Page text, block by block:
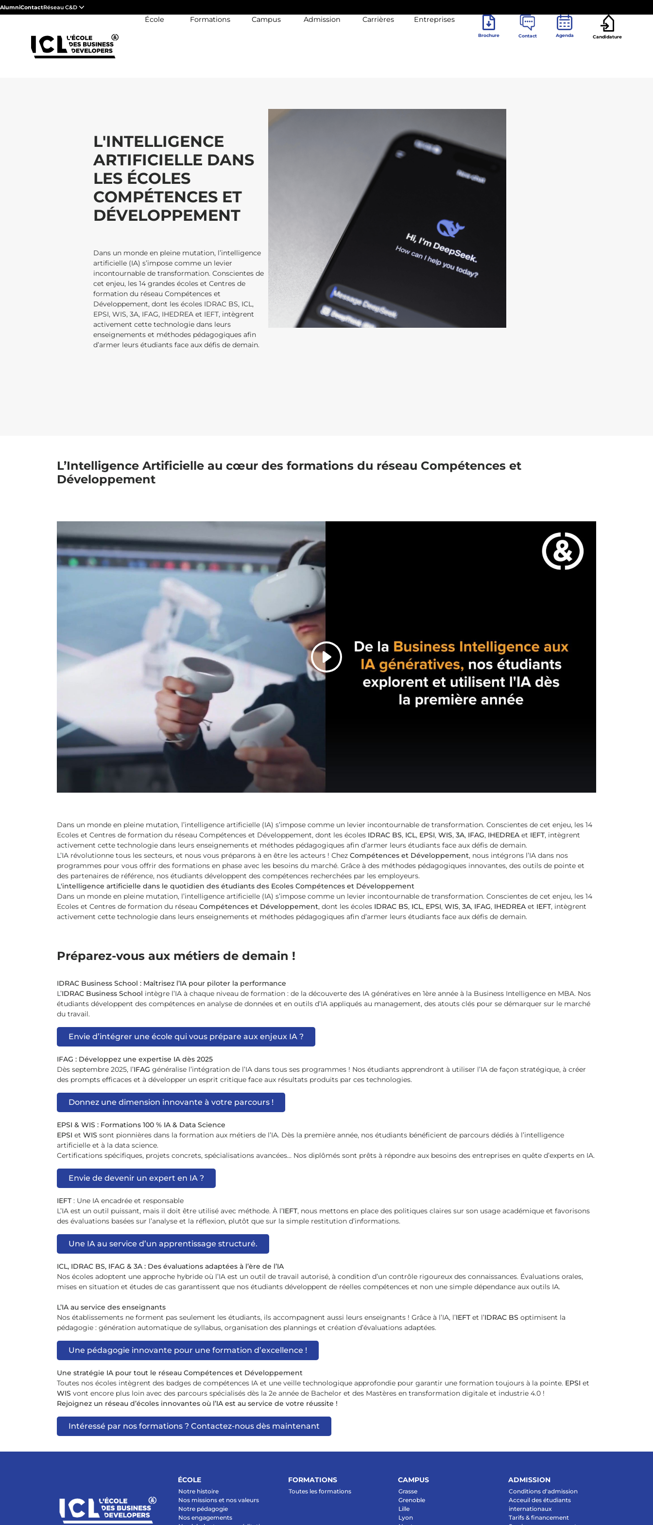
AlumniContactRéseau C&D
École Formations Campus Admission Carrières Entreprises
Brochure Contact Agenda Candidature
L'INTELLIGENCE
ARTIFICIELLE DANS
LES ÉCOLES
COMPÉTENCES ET
DÉVELOPPEMENT
Dans un monde en pleine mutation, l’intelligence
artificielle (IA) s’impose comme un levier
incontournable de transformation. Conscientes de
cet enjeu, les 14 grandes écoles et Centres de
formation du réseau Compétences et
Développement, dont les écoles IDRAC BS, ICL,
EPSI, WIS, 3A, IFAG, IHEDREA et IEFT, intègrent
activement cette technologie dans leurs
enseignements et méthodes pédagogiques afin
d’armer leurs étudiants face aux défis de demain.
L’Intelligence Artificielle au cœur des formations du réseau Compétences et
Développement
Dans un monde en pleine mutation, l’intelligence artificielle (IA) s’impose comme un levier incontournable de transformation. Conscientes de cet enjeu, les 14
Ecoles et Centres de formation du réseau Compétences et Développement, dont les écoles IDRAC BS, ICL, EPSI, WIS, 3A, IFAG, IHEDREA et IEFT, intègrent
activement cette technologie dans leurs enseignements et méthodes pédagogiques afin d’armer leurs étudiants face aux défis de demain.
L’IA révolutionne tous les secteurs, et nous vous préparons à en être les acteurs ! Chez Compétences et Développement, nous intégrons l’IA dans nos
programmes pour vous offrir des formations en phase avec les besoins du marché. Grâce à des méthodes pédagogiques innovantes, des outils de pointe et
des partenaires de référence, nos étudiants développent des compétences recherchées par les employeurs.
L'intelligence artificielle dans le quotidien des étudiants des Ecoles Compétences et Développement
Dans un monde en pleine mutation, l’intelligence artificielle (IA) s’impose comme un levier incontournable de transformation. Conscientes de cet enjeu, les 14
Ecoles et Centres de formation du réseau Compétences et Développement, dont les écoles IDRAC BS, ICL, EPSI, WIS, 3A, IFAG, IHEDREA et IEFT, intègrent
activement cette technologie dans leurs enseignements et méthodes pédagogiques afin d’armer leurs étudiants face aux défis de demain.
Préparez-vous aux métiers de demain !
IDRAC Business School : Maîtrisez l’IA pour piloter la performance
L’IDRAC Business School intègre l’IA à chaque niveau de formation : de la découverte des IA génératives en 1ère année à la Business Intelligence en MBA. Nos
étudiants développent des compétences en analyse de données et en outils d’IA appliqués au management, des atouts clés pour se démarquer sur le marché
du travail.
Envie d’intégrer une école qui vous prépare aux enjeux IA ?
IFAG : Développez une expertise IA dès 2025
Dès septembre 2025, l’IFAG généralise l’intégration de l’IA dans tous ses programmes ! Nos étudiants apprendront à utiliser l’IA de façon stratégique, à créer
des prompts efficaces et à développer un esprit critique face aux résultats produits par ces technologies.
Donnez une dimension innovante à votre parcours !
EPSI & WIS : Formations 100 % IA & Data Science
EPSI et WIS sont pionnières dans la formation aux métiers de l’IA. Dès la première année, nos étudiants bénéficient de parcours dédiés à l’intelligence
artificielle et à la data science.
Certifications spécifiques, projets concrets, spécialisations avancées… Nos diplômés sont prêts à répondre aux besoins des entreprises en quête d’experts en IA.
Envie de devenir un expert en IA ?
IEFT: Une IA encadrée et responsable
L’IA est un outil puissant, mais il doit être utilisé avec méthode. À l’IEFT, nous mettons en place des politiques claires sur son usage académique et favorisons
des évaluations basées sur l’analyse et la réflexion, plutôt que sur la simple restitution d’informations.
Une IA au service d’un apprentissage structuré.
ICL, IDRAC BS, IFAG & 3A : Des évaluations adaptées à l’ère de l’IA
Nos écoles adoptent une approche hybride où l’IA est un outil de travail autorisé, à condition d’un contrôle rigoureux des connaissances. Évaluations orales,
mises en situation et études de cas garantissent que nos étudiants développent de réelles compétences et non une simple dépendance aux outils IA.
L’IA au service des enseignants
Nos établissements ne forment pas seulement les étudiants, ils accompagnent aussi leurs enseignants ! Grâce à l’IA, l’IEFTet l’IDRAC BS optimisent la
pédagogie : génération automatique de syllabus, organisation des plannings et création d’évaluations adaptées.
Une pédagogie innovante pour une formation d’excellence !
Une stratégie IA pour tout le réseau Compétences et Développement
Toutes nos écoles intègrent des badges de compétences IA et une veille technologique approfondie pour garantir une formation toujours à la pointe. EPSI et
WIS vont encore plus loin avec des parcours spécialisés dès la 2e année de Bachelor et des Mastères en transformation digitale et industrie 4.0 !
Rejoignez un réseau d’écoles innovantes où l’IA est au service de votre réussite !
Intéressé par nos formations ? Contactez-nous dès maintenant
ÉCOLE
Notre histoire
Nos missions et nos valeurs
Notre pédagogie
Nos engagements
FORMATIONS
Toutes les formations
CAMPUS
Grasse
Grenoble
Lille
Lyon
ADMISSION
Conditions d'admission
Acceuil des étudiants
internationaux
Tarifs & financement